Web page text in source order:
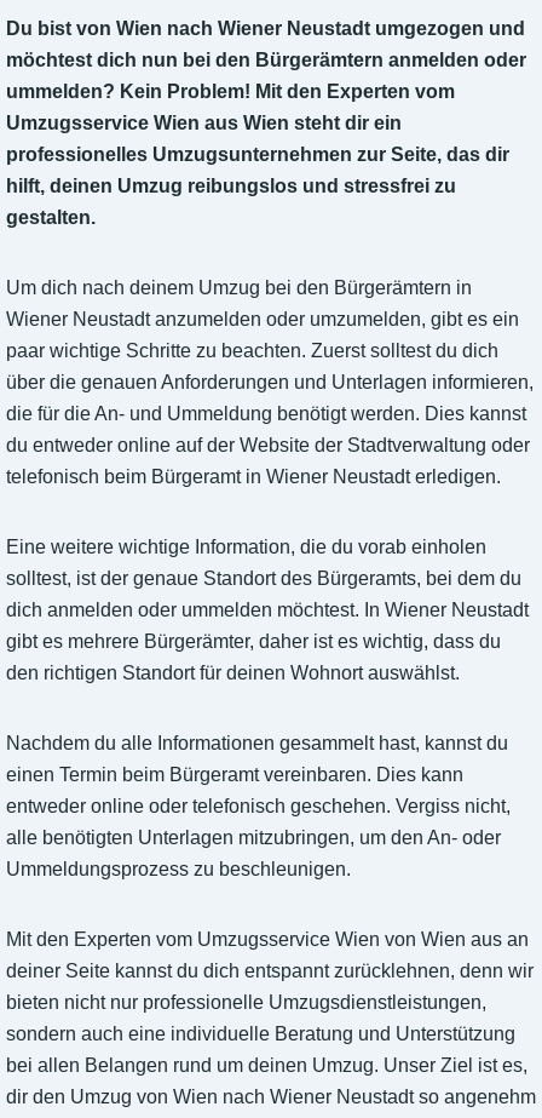
Du bist von Wien nach Wiener Neustadt umgezogen und
möchtest dich nun bei den Bürgerämtern anmelden oder
ummelden? Kein Problem! Mit den Experten vom
Umzugsservice Wien aus Wien steht dir ein
professionelles Umzugsunternehmen zur Seite, das dir
hilft, deinen Umzug reibungslos und stressfrei zu
gestalten.
Um dich nach deinem Umzug bei den Bürgerämtern in
Wiener Neustadt anzumelden oder umzumelden, gibt es ein
paar wichtige Schritte zu beachten. Zuerst solltest du dich
über die genauen Anforderungen und Unterlagen informieren,
die für die An- und Ummeldung benötigt werden. Dies kannst
du entweder online auf der Website der Stadtverwaltung oder
telefonisch beim Bürgeramt in Wiener Neustadt erledigen.
Eine weitere wichtige Information, die du vorab einholen
solltest, ist der genaue Standort des Bürgeramts, bei dem du
dich anmelden oder ummelden möchtest. In Wiener Neustadt
gibt es mehrere Bürgerämter, daher ist es wichtig, dass du
den richtigen Standort für deinen Wohnort auswählst.
Nachdem du alle Informationen gesammelt hast, kannst du
einen Termin beim Bürgeramt vereinbaren. Dies kann
entweder online oder telefonisch geschehen. Vergiss nicht,
alle benötigten Unterlagen mitzubringen, um den An- oder
Ummeldungsprozess zu beschleunigen.
Mit den Experten vom Umzugsservice Wien von Wien aus an
deiner Seite kannst du dich entspannt zurücklehnen, denn wir
bieten nicht nur professionelle Umzugsdienstleistungen,
sondern auch eine individuelle Beratung und Unterstützung
bei allen Belangen rund um deinen Umzug. Unser Ziel ist es,
dir den Umzug von Wien nach Wiener Neustadt so angenehm